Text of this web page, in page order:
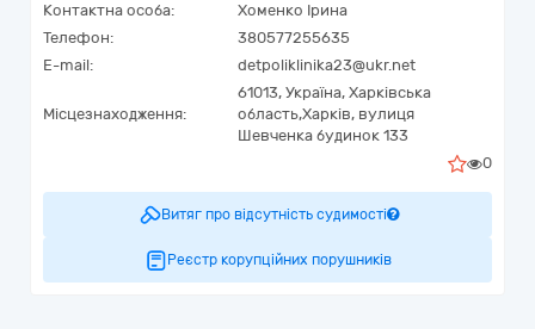
Контактна особа:
Хоменко Ірина
Телефон:
380577255635
E-mail:
detpoliklinika23@ukr.net
Місцезнаходження:
61013, Україна, Харківська
область,Харків, вулиця
Шевченка будинок 133
0
Витяг про відсутність судимості
Реєстр корупційних порушників